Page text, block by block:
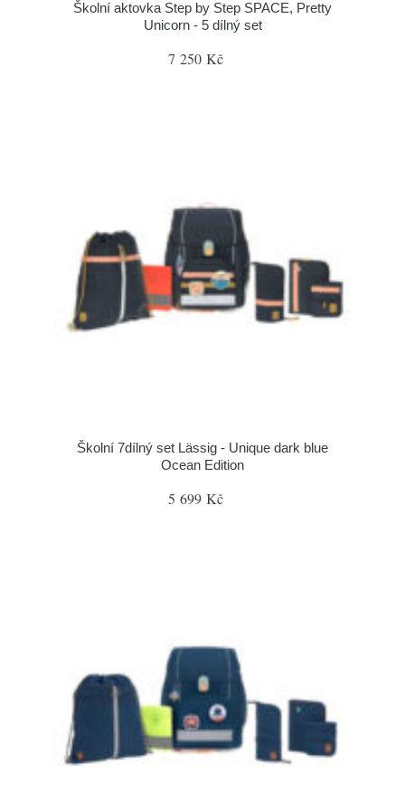
Školní aktovka Step by Step SPACE, Pretty
Unicorn - 5 dílný set
7 250 Kč
Školní 7dílný set Lässig - Unique dark blue
Ocean Edition
5 699 Kč